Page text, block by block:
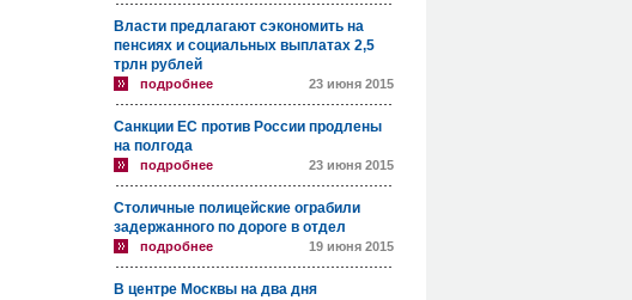
Власти предлагают сэкономить на
пенсиях и социальных выплатах 2,5
трлн рублей
подробнее 23 июня 2015
Санкции ЕС против России продлены
на полгода
подробнее 23 июня 2015
Столичные полицейские ограбили
задержанного по дороге в отдел
подробнее 19 июня 2015
В центре Москвы на два дня